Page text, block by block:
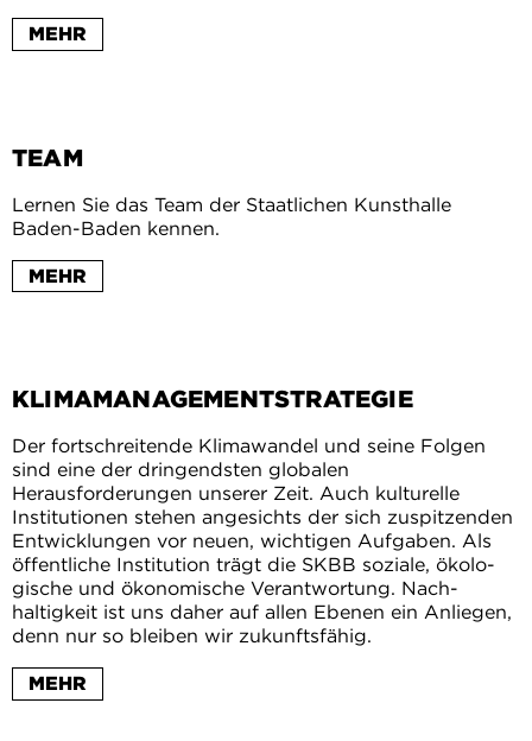
MEHR
TEAM
Lernen Sie das Team der Staatlichen Kunsthalle
Baden-Baden kennen.
MEHR
KLIMAMANAGEMENTSTRATEGIE
Der fortschreitende Klimawandel und seine Folgen
sind eine der dringendsten globalen
Herausforderungen unserer Zeit. Auch kulturelle
Institutionen stehen angesichts der sich zuspitzenden
Entwicklungen vor neuen, wichtigen Aufgaben. Als
öf­fentliche In­sti­tu­tion trägt die SKBB soziale, ökol­o­
gisch­e und ökonomisch­e Ve­r­ant­wor­tung. Nach­
haltigkeit ist uns daher auf allen Ebe­nen ein An­lie­gen,
denn nur so bleiben wir zukunftsfähig.
MEHR